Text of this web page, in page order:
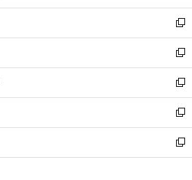
開
く
ウ
で
開
く
ン
ド
ウ
で
開
く
ウ
ィ
ン
ド
ウ
で
開
く
新
し
い
ウ
ィ
ン
ド
ウ
で
開
新
し
い
ウ
ィ
ン
ド
ウ
新
し
い
ウ
ィ
ン
新
し
い
ウ
新
し